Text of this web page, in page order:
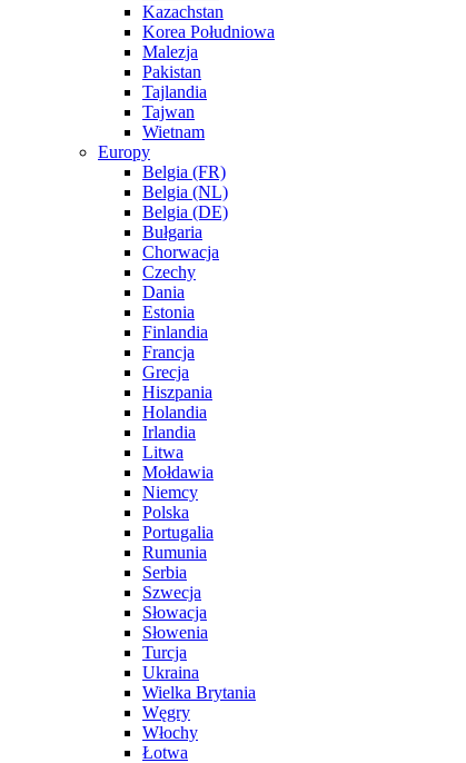
Kazachstan
Korea Południowa
Malezja
Pakistan
Tajlandia
Tajwan
Wietnam
Europy
Belgia (FR)
Belgia (NL)
Belgia (DE)
Bułgaria
Chorwacja
Czechy
Dania
Estonia
Finlandia
Francja
Grecja
Hiszpania
Holandia
Irlandia
Litwa
Mołdawia
Niemcy
Polska
Portugalia
Rumunia
Serbia
Szwecja
Słowacja
Słowenia
Turcja
Ukraina
Wielka Brytania
Węgry
Włochy
Łotwa